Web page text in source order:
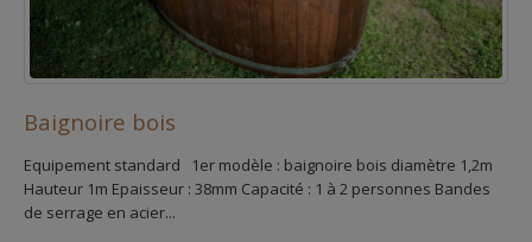
Baignoire bois
Equipement standard 1er modèle : baignoire bois diamètre 1,2m
Hauteur 1m Epaisseur : 38mm Capacité : 1 à 2 personnes Bandes
de serrage en acier...